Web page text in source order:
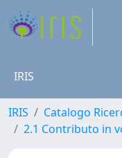
IRIS
IRIS Catalogo
2.1 Contributo in